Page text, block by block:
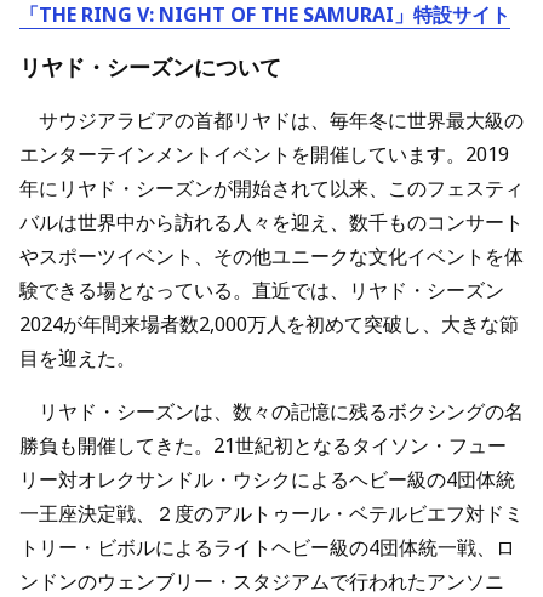
「THE RING V: NIGHT OF THE SAMURAI」 特設サイト
リヤド・シーズンについて
サウジアラビアの首都リヤドは、毎年冬に世界最大級の
エンターテインメントイベントを開催しています。2019
年にリヤド・シーズンが開始されて以来、このフェスティ
バルは世界中から訪れる人々を迎え、数千ものコンサート
やスポーツイベント、その他ユニークな文化イベントを体
験できる場となっている。直近では、リヤド・シーズン
2024が年間来場者数2,000万人を初めて突破し、大きな節
目を迎えた。
リヤド・シーズンは、数々の記憶に残るボクシングの名
勝負も開催してきた。21世紀初となるタイソン・フュー
リー対オレクサンドル・ウシクによるヘビー級の4団体統
一王座決定戦、２度のアルトゥール・ベテルビエフ対ドミ
トリー・ビボルによるライトヘビー級の4団体統一戦、ロ
ンドンのウェンブリー・スタジアムで行われたアンソニ